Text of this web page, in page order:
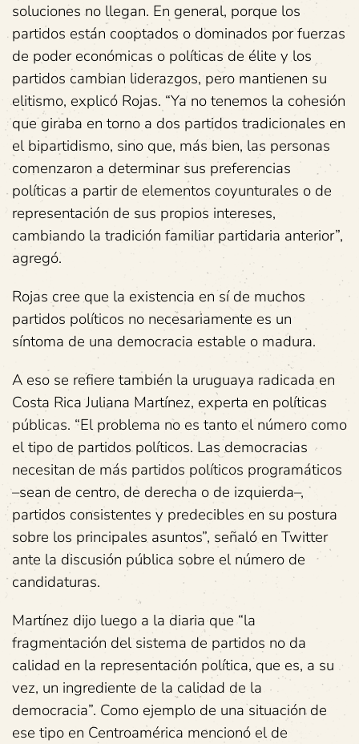
soluciones no llegan. En general, porque los
partidos están cooptados o dominados por fuerzas
de poder económicas o políticas de élite y los
partidos cambian liderazgos, pero mantienen su
elitismo, explicó Rojas. “Ya no tenemos la cohesión
que giraba en torno a dos partidos tradicionales en
el bipartidismo, sino que, más bien, las personas
comenzaron a determinar sus preferencias
políticas a partir de elementos coyunturales o de
representación de sus propios intereses,
cambiando la tradición familiar partidaria anterior”,
agregó.
Rojas cree que la existencia en sí de muchos
partidos políticos no necesariamente es un
síntoma de una democracia estable o madura.
A eso se refiere también la uruguaya radicada en
Costa Rica Juliana Martínez, experta en políticas
públicas. “El problema no es tanto el número como
el tipo de partidos políticos. Las democracias
necesitan de más partidos políticos programáticos
–sean de centro, de derecha o de izquierda–,
partidos consistentes y predecibles en su postura
sobre los principales asuntos”, señaló en Twitter
ante la discusión pública sobre el número de
candidaturas.
Martínez dijo luego a la diaria que “la
fragmentación del sistema de partidos no da
calidad en la representación política, que es, a su
vez, un ingrediente de la calidad de la
democracia”. Como ejemplo de una situación de
ese tipo en Centroamérica mencionó el de